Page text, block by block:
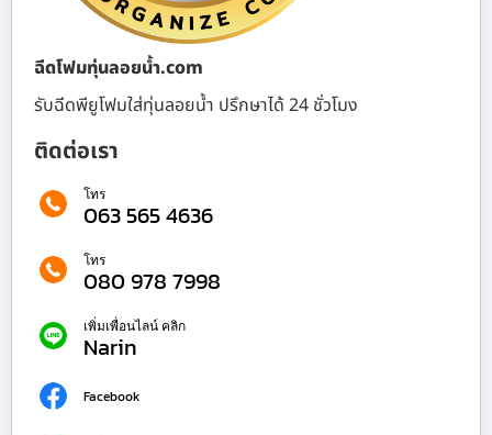
ฉีดโฟมทุ่นลอยน้ำ.com
รับฉีดพียูโฟมใส่ทุ่นลอยน้ำ ปรึกษาได้ 24 ชั่วโมง
ติดต่อเรา
โทร
063 565 4636
โทร
080 978 7998
เพิ่มเพื่อนไลน์ คลิก
Narin
Facebook